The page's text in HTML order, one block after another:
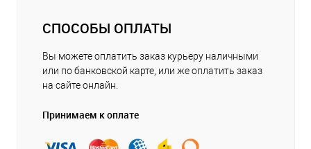
СПОСОБЫ ОПЛАТЫ
Вы можете оплатить заказ курьеру наличными
или по банковской карте, или же оплатить заказ
на сайте онлайн.
Принимаем к оплате